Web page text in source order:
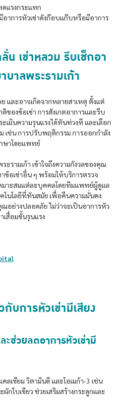
ดแรงกระแทก
อาการหัวเข่าดังก๊อบแก๊บหรือมีอาการ
น เข่าหลวม รีบเช็กอา
าลพระรามเก้า
และอาจเกิดจากหลายสาเหตุ ตั้งแต่
องข้อเข่า การสังเกตอาการและรีบ
เมินความรุนแรงได้ทันท่วงที และเลือก
เช่น การปรับพฤติกรรม การออกกำลัง
ษาโดยแพทย์
ะรามเก้า เข้าใจถึงความกังวลของคุณ
ข้อเข่าอื่น ๆ พร้อมให้บริการตรวจ
มาะสมแต่ละบุคคลโดยทีมแพทย์ผู้ดูแล
โนโลยีที่ทันสมัย เพื่อคืนความมั่นคง
อย่างปลอดภัย ไม่ว่าจะเป็นอาการหัว
เสื่อมขั้นรุนแรง
บการหัวเข่ามีเสียง
ะช่วยลดอาการหัวเข่ามี
เซียม วิตามินดี และโอเมก้า-3 เช่น
กใบเขียว ช่วยเสริมสร้างกระดูกและ